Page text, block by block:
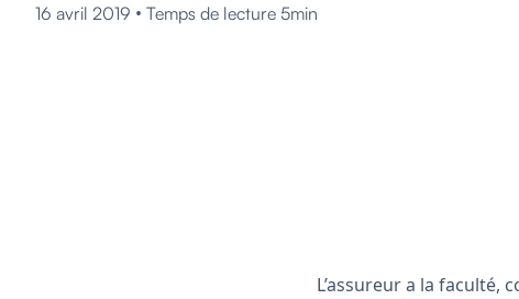
16 avril 2019 • Temps de lecture 5min
L’assureur a la faculté,